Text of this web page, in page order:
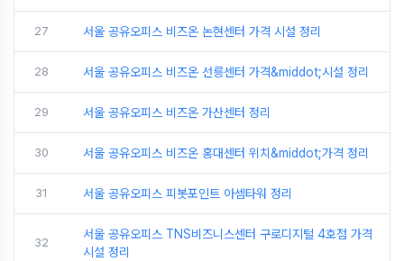
27 서울 공유오피스 비즈온 논현센터 가격 시설 정리
28 서울 공유오피스 비즈온 선릉센터 가격&middot;시설 정리
29 서울 공유오피스 비즈온 가산센터 정리
30 서울 공유오피스 비즈온 홍대센터 위치&middot;가격 정리
31 서울 공유오피스 피봇포인트 아셈타워 정리
32
서울 공유오피스 TNS비즈니스센터 구로디지털 4호점 가격
시설 정리